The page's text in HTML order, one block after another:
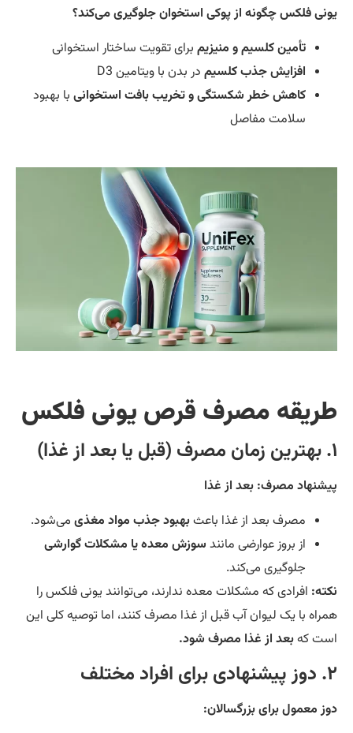
فلکس چگونه از پوکی استخوان جلوگیری می‌کند؟
تأمین کلسیم و منیزیمبرای تقویت ساختار استخوانی
افزایش جذب کلسیمدر بدن با ویتامین D3
کاهش خطر شکستگی و تخریب بافت استخوانیبا بهبود
سلامت مفاصل
مصرف قرص یونی فلکس
مصرف:بعد از غذا
مصرف بعد از غذا باعثبهبود جذب مواد مغذیمی‌شود.
از بروز عوارضی مانندسوزش معده یا مشکلات گوارشی
جلوگیری می‌کند.
افرادی که مشکلات معده ندارند، می‌توانند یونی فلکس را
با یک لیوان آب قبل از غذا مصرف کنند، اما توصیه کلی این
کهبعد از غذا مصرف شود.
معمول برای بزرگسالان: